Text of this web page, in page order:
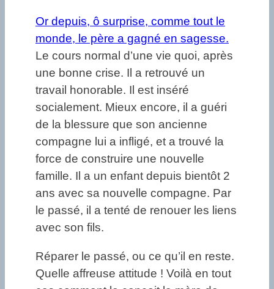
Or depuis, ô surprise, comme tout le
monde, le père a gagné en sagesse.
Le cours normal d’une vie quoi, après
une bonne crise. Il a retrouvé un
travail honorable. Il est inséré
socialement. Mieux encore, il a guéri
de la blessure que son ancienne
compagne lui a infligé, et a trouvé la
force de construire une nouvelle
famille. Il a un enfant depuis bientôt 2
ans avec sa nouvelle compagne. Par
le passé, il a tenté de renouer les liens
avec son fils.
Réparer le passé, ou ce qu’il en reste.
Quelle affreuse attitude ! Voilà en tout